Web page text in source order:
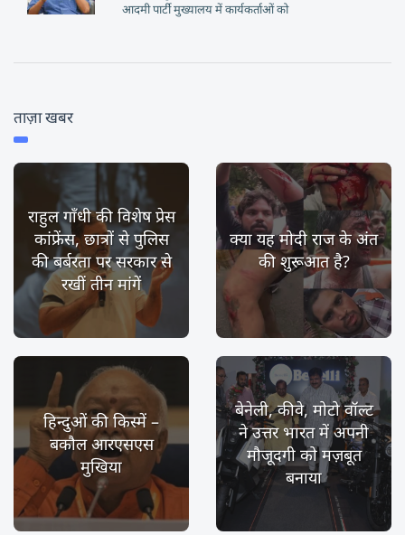
आदमी पार्टी मुख्यालय में कार्यकर्ताओं को
ताज़ा खबर
राहुल गाँधी की विशेष प्रेस
कांफ्रेंस, छात्रों से पुलिस
की बर्बरता पर सरकार से
रखीं तीन मांगें
क्या यह मोदी राज के अंत
की शुरूआत है?
हिन्दुओं की किस्में –
बकौल आरएसएस
मुखिया
बेनेली, कीवे, मोटो वॉल्ट
ने उत्तर भारत में अपनी
मौजूदगी को मज़बूत
बनाया